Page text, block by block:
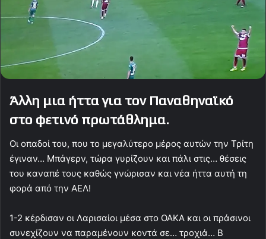
Άλλη μια ήττα για τον Παναθηναϊκό
στο φετινό πρωτάθλημα.
Οι οπαδοί του, που το μεγαλύτερο μέρος αυτών την Τρίτη
έγιναν… Μπάγερν, τώρα γυρίζουν και πάλι στις… θέσεις
του καναπέ τους καθώς γνώρισαν και νέα ήττα αυτή τη
φορά από την ΑΕΛ!
1-2 κέρδισαν οι Λαρισαίοι μέσα στο ΟΑΚΑ και οι πράσινοι
συνεχίζουν να παραμένουν κοντά σε… τροχιά… Β